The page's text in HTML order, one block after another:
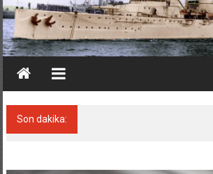
Son dakika: